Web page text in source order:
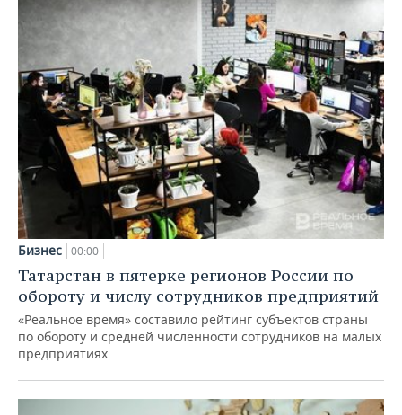
Бизнес 00:00
Татарстан в пятерке регионов России по
обороту и числу сотрудников предприятий
«Реальное время» составило рейтинг субъектов страны
по обороту и средней численности сотрудников на малых
предприятиях